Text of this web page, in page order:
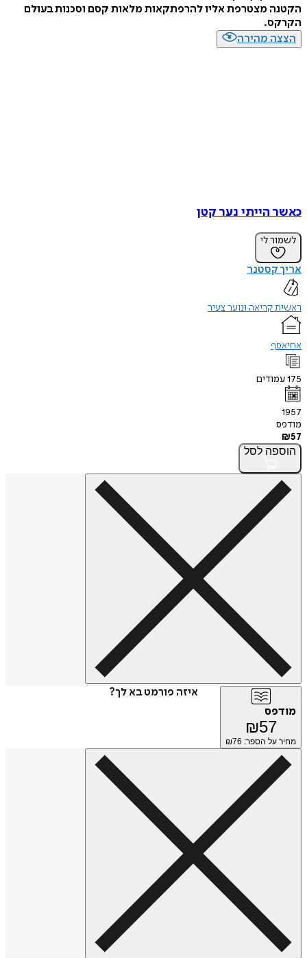
הקטנה מצטרפת אליו להרפתקאות מלאות קסם וסכנות בעולם
הקרקס.
הצצה מהירה
כאשר הייתי נער קטן
לשמור לי
אריך קסטנר
ראשית קריאה ונוער צעיר
אחיאסף
175עמודים
1957
מודפס
₪57
הוספה לסל
איזה פורמט בא לך?
מודפס
₪57
מחיר על הספר: ₪ 76